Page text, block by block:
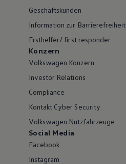
Geschäftskunden
Information zur Barrierefreiheit
Ersthelfer/ first responder
Konzern
Volkswagen Konzern
Investor Relations
Compliance
Kontakt Cyber Security
Volkswagen Nutzfahrzeuge
Social Media
Facebook
Instagram